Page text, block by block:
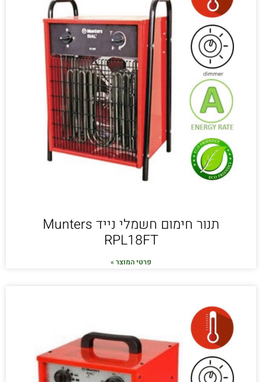
תנור חימום חשמלי נייד Munters
RPL18FT
פרטי המוצר »